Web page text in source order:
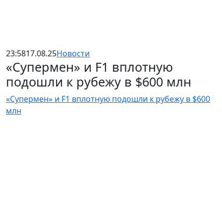
23:5817.08.25Новости
«Супермен» и F1 вплотную
подошли к рубежу в $600 млн
«Супермен» и F1 вплотную подошли к рубежу в $600
млн